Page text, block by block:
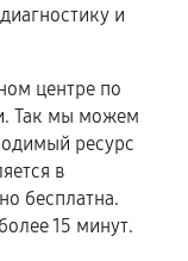
и
центре по
Так мы можем
ресурс
в
бесплатна.
15 минут.